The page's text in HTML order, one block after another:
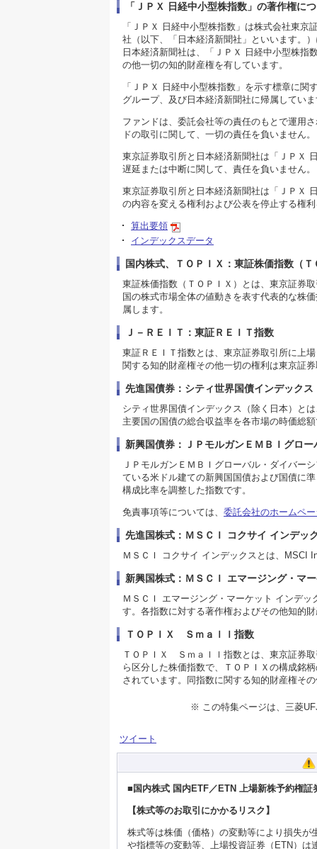
「ＪＰＸ 日経中小型株指数」の著作権に
「ＪＰＸ 日経中小型株指数」は株式会社東
社（以下、「日本経済新聞社」といいます。
日本経済新聞社は、「ＪＰＸ 日経中小型株指
の他一切の知的財産権を有しています。
「ＪＰＸ 日経中小型株指数」を示す標章に
グループ、及び日本経済新聞社に帰属してい
ファンドは、委託会社等の責任のもとで運用
ドの取引に関して、一切の責任を負いません。
東京証券取引所と日本経済新聞社は「ＪＰＸ
遅延または中断に関して、責任を負いません。
東京証券取引所と日本経済新聞社は「ＪＰＸ
の内容を変える権利および公表を停止する権
算出要領
インデックスデータ
国内株式、ＴＯＰＩＸ：東証株価指数（Ｔ
東証株価指数（ＴＯＰＩＸ）とは、東京証券
国の株式市場全体の値動きを表す代表的な株
属します。
Ｊ－ＲＥＩＴ：東証ＲＥＩＴ指数
東証ＲＥＩＴ指数とは、東京証券取引所に上
関する知的財産権その他一切の権利は東京証
先進国債券：シティ世界国債インデックス
シティ世界国債インデックス（除く日本）と
主要国の国債の総合収益率を各市場の時価総
新興国債券：ＪＰモルガンＥＭＢＩグロ
ＪＰモルガンＥＭＢＩグローバル・ダイバー
ている米ドル建ての新興国国債および国債に
構成比率を調整した指数です。
免責事項等については、 委託会社のホームペ
先進国株式：ＭＳＣＩ コクサイ インデッ
ＭＳＣＩ コクサイ インデックスとは、MSCI
新興国株式：ＭＳＣＩ エマージング・マ
ＭＳＣＩ エマージング・マーケット インデ
す。各指数に対する著作権およびその他知的
ＴＯＰＩＸ Ｓｍａｌｌ指数
ＴＯＰＩＸ Ｓｍａｌｌ指数とは、東京証券
ら区分した株価指数で、ＴＯＰＩＸの構成銘
されています。同指数に関する知的財産権そ
※ この特集ページは、三菱
ツイート
■国内株式 国内ETF／ETN 上場新株予約権証
【株式等のお取引にかかるリスク】
株式等は株価（価格）の変動等により損失
や指標等の変動等、上場投資証券（ETN）